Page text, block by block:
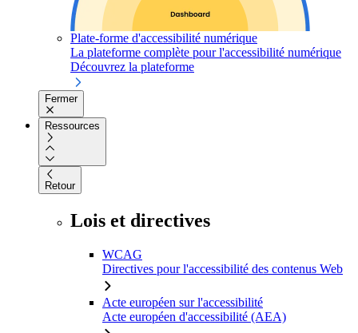
Plate-forme d'accessibilité numérique
La plateforme complète pour l'accessibilité numérique
Découvrez la plateforme
Fermer
Ressources
Retour
Lois et directives
WCAG
Directives pour l'accessibilité des contenus Web
Acte européen sur l'accessibilité
Acte européen d'accessibilité (AEA)